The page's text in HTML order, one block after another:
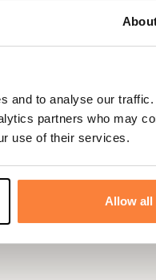
and to analyse our
partners who may
use of their services.
Allow all